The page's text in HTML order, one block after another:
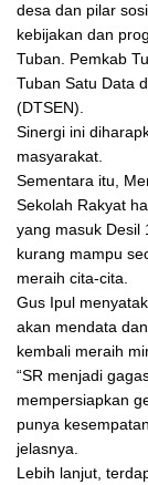
desa dan pilar
kebijakan dan
Tuban. Pemkab
Tuban Satu Data
(DTSEN).
Sinergi ini
masyarakat.
Sementara itu,
Sekolah Rakyat
yang masuk Desil
kurang mampu
meraih cita-cita.
Gus Ipul
akan mendata
kembali meraih
“SR menjadi
mempersiapkan
punya
jelasnya.
Lebih lanjut,